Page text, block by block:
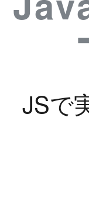
JSで